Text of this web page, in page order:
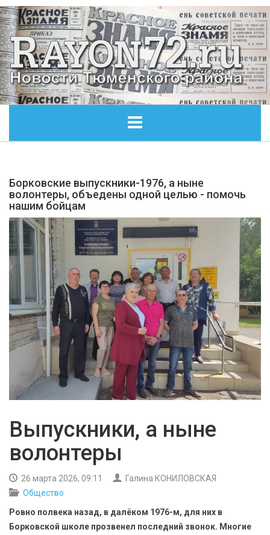
ОБЩЕСТВО
ЭКОНОМИКА
КУЛЬТУРА
БЕЗОПАСНОСТЬ
СПОРТ
АРХИВ PDF
Борковские выпускники-1976, а ныне
волонтеры, объедены одной целью - помочь
нашим бойцам
Выпускники, а ныне
волонтеры
26 марта 2026, 09:11
Галина КОНИЛОВСКАЯ
Общество
Ровно полвека назад, в далёком 1976-м, для них в
Борковской школе прозвенел последний звонок. Многие